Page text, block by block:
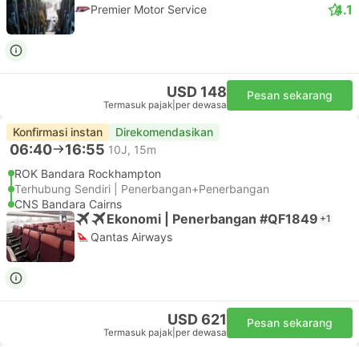
Premier Motor Service 4.1
USD 148
Termasuk pajak per dewasa
Pesan sekarang
Konfirmasi instan Direkomendasikan
06:40 16:55 10J, 15m
ROK Bandara Rockhampton
Terhubung Sendiri | Penerbangan+Penerbangan
CNS Bandara Cairns
Ekonomi | Penerbangan #QF1849 +1
Qantas Airways
USD 621
Termasuk pajak per dewasa
Pesan sekarang